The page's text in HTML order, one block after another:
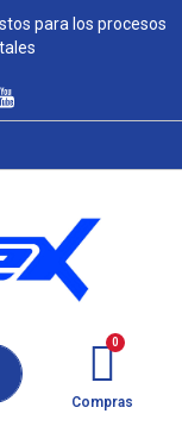
para los procesos
Compras